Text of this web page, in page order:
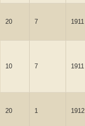
20 7 1911
10 7 1911
20 1 1912